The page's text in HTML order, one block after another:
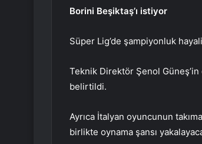
Borini Beşiktaş’ı istiyor
Süper Lig’de şampiyonluk
Teknik Direktör Şenol
belirtildi.
Ayrıca İtalyan oyuncunun
birlikte oynama şansı